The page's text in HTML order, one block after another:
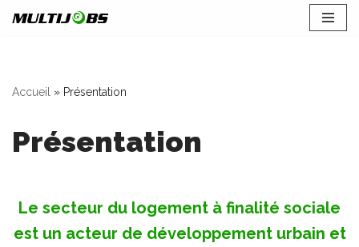
Accueil » Présentation
Présentation
Le secteur du logement à finalité sociale
est un acteur de développement urbain et